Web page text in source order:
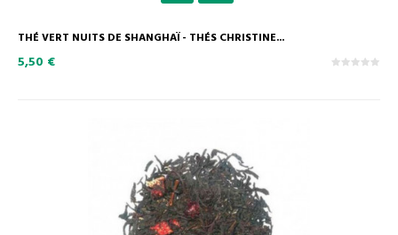
THÉ VERT NUITS DE SHANGHAÏ - THÉS CHRISTINE...
5,50 €